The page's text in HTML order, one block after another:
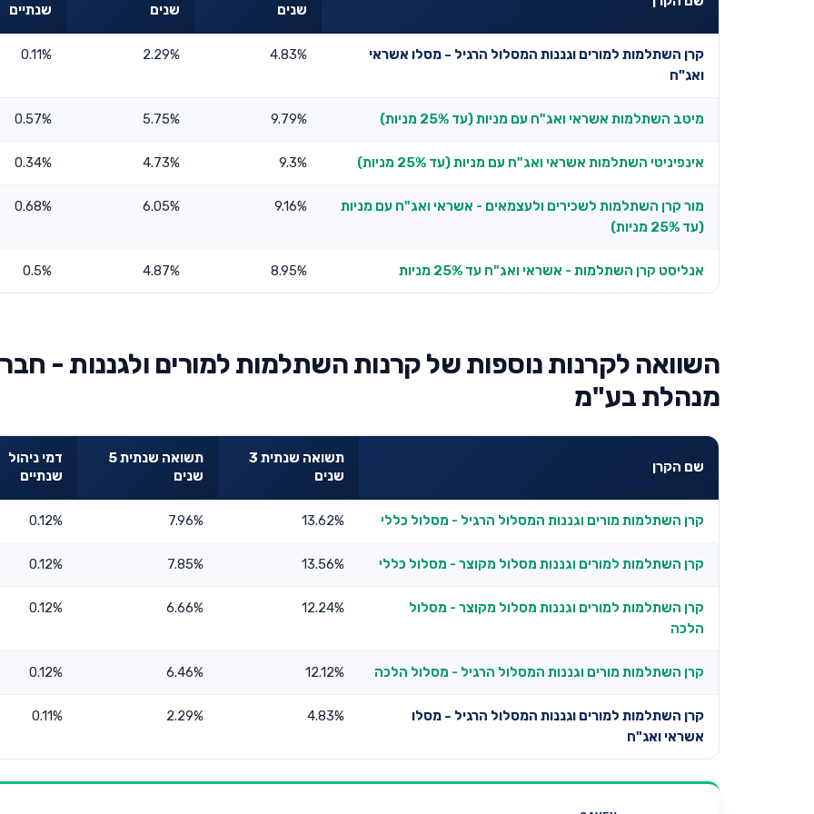
שנים
שנים
שנתיים
קרן השתלמות למורים וגננות המסלול הרגיל - מסלו אשראי
ואג"ח
4.83%
2.29%
0.11%
מיטב השתלמות אשראי ואג"ח עם מניות (עד 25% מניות) 9.79%
5.75%
0.57%
אינפיניטי השתלמות אשראי ואג"ח עם מניות (עד 25% מניות) 9.3%
4.73%
0.34%
מור קרן השתלמות לשכירים ולעצמאים - אשראי ואג"ח עם מניות
(עד 25% מניות)
9.16%
6.05%
0.68%
אנליסט קרן השתלמות - אשראי ואג"ח עד 25% מניות 8.95%
4.87%
0.5%
השוואה לקרנות נוספות של קרנות השתלמות למורים ולגננות -
מנהלת בע"מ
שם הקרן
תשואה שנתית 3
שנים
תשואה שנתית 5
שנים
דמי ניהול
שנתיים
קרן השתלמות מורים וגננות המסלול הרגיל - מסלול כללי 13.62%
7.96%
0.12%
קרן השתלמות למורים וגננות מסלול מקוצר - מסלול כללי 13.56%
7.85%
0.12%
קרן השתלמות למורים וגננות מסלול מקוצר - מסלול
הלכה
12.24%
6.66%
0.12%
קרן השתלמות מורים וגננות המסלול הרגיל - מסלול הלכה 12.12%
6.46%
0.12%
קרן השתלמות למורים וגננות המסלול הרגיל - מסלו
אשראי ואג"ח
4.83%
2.29%
0.11%